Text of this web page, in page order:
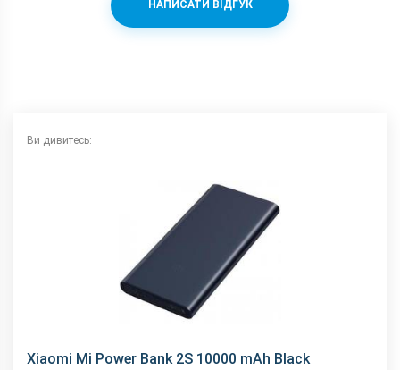
НАПИСАТИ ВІДГУК
Ви дивитесь:
Xiaomi Mi Power Bank 2S 10000 mAh Black